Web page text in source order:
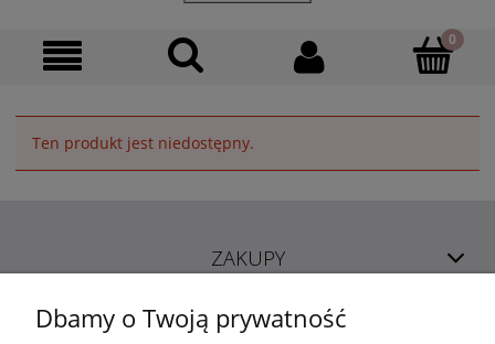
Ten produkt jest niedostępny.
ZAKUPY
POMOC
Dbamy o Twoją prywatność